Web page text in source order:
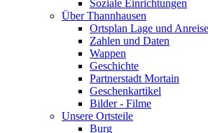
Soziale Einrichtungen
Über Thannhausen
Ortsplan Lage und Anreise
Zahlen und Daten
Wappen
Geschichte
Partnerstadt Mortain
Geschenkartikel
Bilder - Filme
Unsere Ortsteile
Burg